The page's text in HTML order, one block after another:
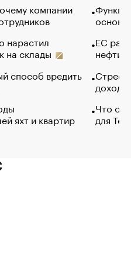
компании
нарастил
на склады
способ вредить
яхт и квартир
основ
ЕС
нефти
Что
для